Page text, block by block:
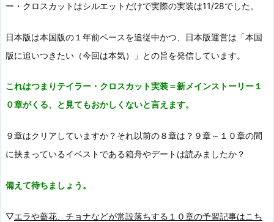
ー・クロスカットはシルエットだけで実際の実装は11/28でした。
日本版は本国版の１年前ペースを追従中かつ、日本版運営は「本国
版に追いつきたい（今回は本気）」との旨を発信しています。
これはつまりテイラー・クロスカット実装＝新メインストーリー１
０章がくる、と見てもおかしくないと言えます。
９章はクリアしていますか？それ以前の８章は？９章～１０章の間
に挟まっているイベストである箱舟やデートは読みましたか？
備えて待ちましょう。
▽エラや薔花、チョナなどが常設落ちする１０章の予習記事はこち